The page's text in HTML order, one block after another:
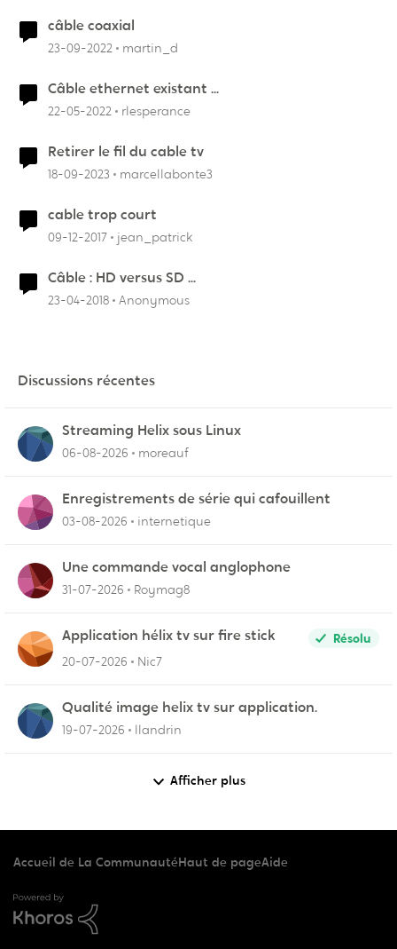
câble coaxial
23-09-2022 martin_d
Câble ethernet existant ...
22-05-2022 rlesperance
Retirer le fil du cable tv
18-09-2023 marcellabonte3
cable trop court
09-12-2017 jean_patrick
Câble : HD versus SD ...
23-04-2018 Anonymous
Discussions récentes
Streaming Helix sous Linux
06-08-2026 moreauf
Enregistrements de série qui cafouillent
03-08-2026 internetique
Une commande vocal anglophone
31-07-2026 Roymag8
Application hélix tv sur fire stick
Résolu
20-07-2026
Nic7
Qualité image helix tv sur application.
19-07-2026 llandrin
Afficher plus
Accueil de La CommunautéHaut de pageAide